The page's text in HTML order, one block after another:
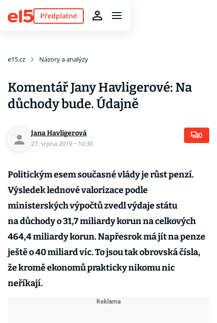
Předplatné
e15.cz Názory a analýzy
Komentář Jany Havligerové: Na
důchody bude. Údajně
Jana Havligerová
27. srpna 2019 · 10:30
0
Politickým esem současné vlády je růst penzí.
Výsledek lednové valorizace podle
ministerských výpočtů zvedl výdaje státu
na důchody o 31,7 miliardy korun na celkových
464,4 miliardy korun. Napřesrok má jít na penze
ještě o 40 miliard víc. To jsou tak obrovská čísla,
že kromě ekonomů prakticky nikomu nic
neříkají.